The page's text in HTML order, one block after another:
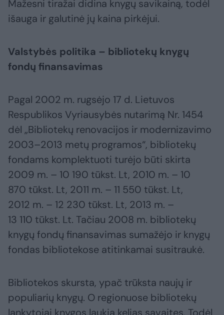
Mažesni tiražai didina knygų savikainą, todėl
išauga ir galutinė jų kaina pirkėjui.
Valstybės politika – bibliotekų knygų
fondų finansavimas
Pagal 2002 m. rugsėjo 17 d. Lietuvos
Respublikos Vyriausybės nutarimą Nr. 1454
dėl „Bibliotekų renovacijos ir modernizavimo
2003–2013 metų programos“, bibliotekų
fondams komplektuoti turėjo būti skirta
2009 m. – 10 190 tūkst. Lt, 2010 m. – 10
870 tūkst. Lt, 2011 m. – 11 550 tūkst. Lt,
2012 m. – 12 230 tūkst. Lt, 2013 m. –
13 110 tūkst. Lt. Tačiau 2008 m. bibliotekų
knygų fondų finansavimas sumažėjo ir knygų
fondas bibliotekose atitinkamai susitraukė.
Bibliotekos skursta, ypač trūksta naujų ir
populiarių knygų. O regionuose bibliotekų